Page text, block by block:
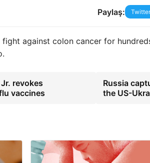
Paylaş: Twitter
against colon cancer for
revokes
vaccines
Russia
the US-